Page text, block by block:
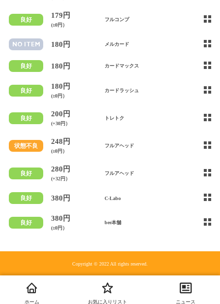
良好
179円
(±0円）
フルコンプ
NO ITEM 180円 メルカード
良好 180円 カードマックス
良好
180円
(±0円）
カードラッシュ
良好
200円
(+30円）
トレトク
状態不良
248円
(±0円）
フルアヘッド
良好
280円
(+32円）
フルアヘッド
良好 380円 C-Labo
良好
380円
(±0円）
bee本舗
Copyright © 2022 All rights reserved.
ホーム お気に入りリスト ニュース